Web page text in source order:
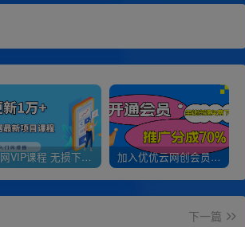
全网VIP课程 无损下载~ 加入优优云网创会员，全站资源免费学习。
下一篇